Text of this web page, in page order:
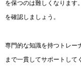
を保つのは難しくなります
を確認しましょう。
専門的な知識を持つトレー
まで一貫してサポートして